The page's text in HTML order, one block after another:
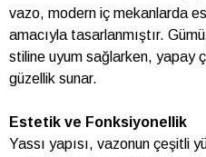
vazo, modern iç mekanlarda
amacıyla tasarlanmıştır.
stiline uyum sağlarken, yapay
güzellik sunar.
Estetik ve Fonksiyonellik
Yassı yapısı, vazonun çeşitli